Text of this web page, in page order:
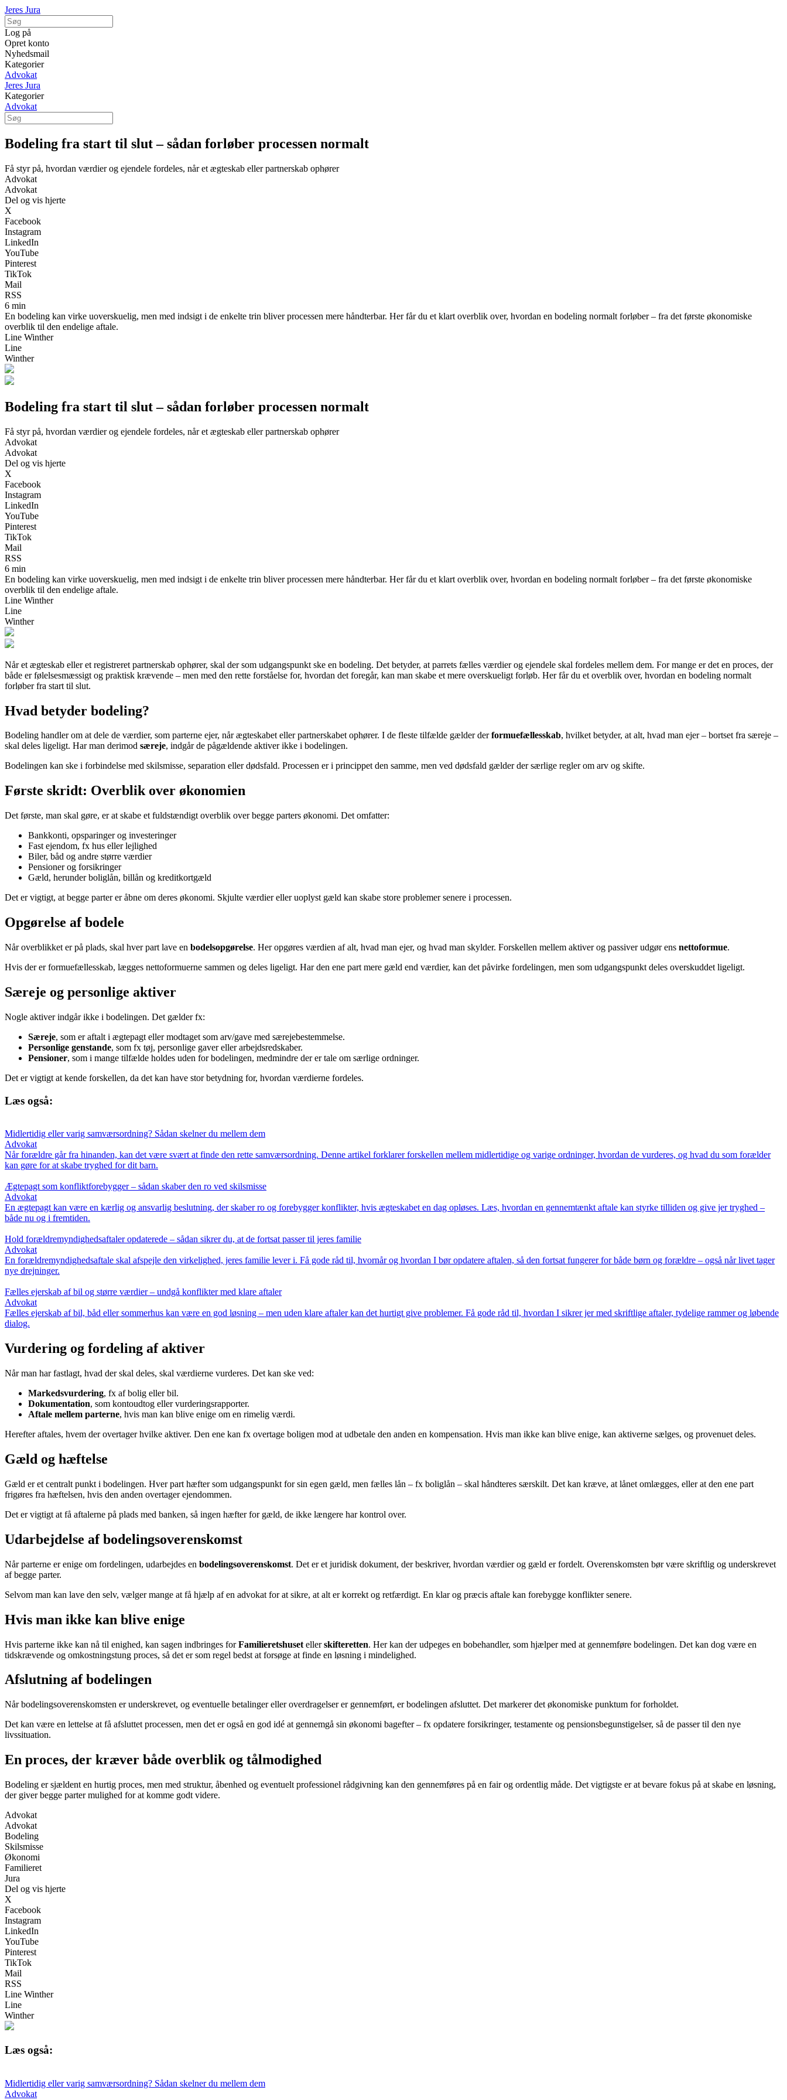
Jeres Jura
Log på
Opret konto
Nyhedsmail
Kategorier
Advokat
Jeres Jura
Kategorier
Advokat
Bodeling fra start til slut – sådan forløber processen normalt
Få styr på, hvordan værdier og ejendele fordeles, når et ægteskab eller partnerskab ophører
Advokat
Advokat
Del og vis hjerte
X
Facebook
Instagram
LinkedIn
YouTube
Pinterest
TikTok
Mail
RSS
6 min
En bodeling kan virke uoverskuelig, men med indsigt i de enkelte trin bliver processen mere håndterbar. Her får du et klart overblik over, hvordan en bodeling normalt forløber – fra det første økonomiske
overblik til den endelige aftale.
Line Winther
Line
Winther
Bodeling fra start til slut – sådan forløber processen normalt
Få styr på, hvordan værdier og ejendele fordeles, når et ægteskab eller partnerskab ophører
Advokat
Advokat
Del og vis hjerte
X
Facebook
Instagram
LinkedIn
YouTube
Pinterest
TikTok
Mail
RSS
6 min
En bodeling kan virke uoverskuelig, men med indsigt i de enkelte trin bliver processen mere håndterbar. Her får du et klart overblik over, hvordan en bodeling normalt forløber – fra det første økonomiske
overblik til den endelige aftale.
Line Winther
Line
Winther
Når et ægteskab eller et registreret partnerskab ophører, skal der som udgangspunkt ske en bodeling. Det betyder, at parrets fælles værdier og ejendele skal fordeles mellem dem. For mange er det en proces, der
både er følelsesmæssigt og praktisk krævende – men med den rette forståelse for, hvordan det foregår, kan man skabe et mere overskueligt forløb. Her får du et overblik over, hvordan en bodeling normalt
forløber fra start til slut.
Hvad betyder bodeling?
Bodeling handler om at dele de værdier, som parterne ejer, når ægteskabet eller partnerskabet ophører. I de fleste tilfælde gælder derformuefællesskab, hvilket betyder, at alt, hvad man ejer – bortset fra særeje –
skal deles ligeligt. Har man derimod særeje, indgår de pågældende aktiver ikke i bodelingen.
Bodelingen kan ske i forbindelse med skilsmisse, separation eller dødsfald. Processen er i princippet den samme, men ved dødsfald gælder der særlige regler om arv og skifte.
Første skridt: Overblik over økonomien
Det første, man skal gøre, er at skabe et fuldstændigt overblik over begge parters økonomi. Det omfatter:
Bankkonti, opsparinger og investeringer
Fast ejendom, fx hus eller lejlighed
Biler, båd og andre større værdier
Pensioner og forsikringer
Gæld, herunder boliglån, billån og kreditkortgæld
Det er vigtigt, at begge parter er åbne om deres økonomi. Skjulte værdier eller uoplyst gæld kan skabe store problemer senere i processen.
Opgørelse af bodele
Når overblikket er på plads, skal hver part lave en bodelsopgørelse. Her opgøres værdien af alt, hvad man ejer, og hvad man skylder. Forskellen mellem aktiver og passiver udgør ens nettoformue.
Hvis der er formuefællesskab, lægges nettoformuerne sammen og deles ligeligt. Har den ene part mere gæld end værdier, kan det påvirke fordelingen, men som udgangspunkt deles overskuddet ligeligt.
Særeje og personlige aktiver
Nogle aktiver indgår ikke i bodelingen. Det gælder fx:
Særeje, som er aftalt i ægtepagt eller modtaget som arv/gave med særejebestemmelse.
Personlige genstande, som fx tøj, personlige gaver eller arbejdsredskaber.
Pensioner, som i mange tilfælde holdes uden for bodelingen, medmindre der er tale om særlige ordninger.
Det er vigtigt at kende forskellen, da det kan have stor betydning for, hvordan værdierne fordeles.
Læs også:
Midlertidig eller varig samværsordning? Sådan skelner du mellem dem
Advokat
Når forældre går fra hinanden, kan det være svært at finde den rette samværsordning. Denne artikel forklarer forskellen mellem midlertidige og varige ordninger, hvordan de vurderes, og hvad du som forælder
kan gøre for at skabe tryghed for dit barn.
Ægtepagt som konfliktforebygger – sådan skaber den ro ved skilsmisse
Advokat
En ægtepagt kan være en kærlig og ansvarlig beslutning, der skaber ro og forebygger konflikter, hvis ægteskabet en dag opløses. Læs, hvordan en gennemtænkt aftale kan styrke tilliden og give jer tryghed –
både nu og i fremtiden.
Hold forældremyndighedsaftaler opdaterede – sådan sikrer du, at de fortsat passer til jeres familie
Advokat
En forældremyndighedsaftale skal afspejle den virkelighed, jeres familie lever i. Få gode råd til, hvornår og hvordan I bør opdatere aftalen, så den fortsat fungerer for både børn og forældre – også når livet tager
nye drejninger.
Fælles ejerskab af bil og større værdier – undgå konflikter med klare aftaler
Advokat
Fælles ejerskab af bil, båd eller sommerhus kan være en god løsning – men uden klare aftaler kan det hurtigt give problemer. Få gode råd til, hvordan I sikrer jer med skriftlige aftaler, tydelige rammer og løbende
dialog.
Vurdering og fordeling af aktiver
Når man har fastlagt, hvad der skal deles, skal værdierne vurderes. Det kan ske ved:
Markedsvurdering, fx af bolig eller bil.
Dokumentation, som kontoudtog eller vurderingsrapporter.
Aftale mellem parterne, hvis man kan blive enige om en rimelig værdi.
Herefter aftales, hvem der overtager hvilke aktiver. Den ene kan fx overtage boligen mod at udbetale den anden en kompensation. Hvis man ikke kan blive enige, kan aktiverne sælges, og provenuet deles.
Gæld og hæftelse
Gæld er et centralt punkt i bodelingen. Hver part hæfter som udgangspunkt for sin egen gæld, men fælles lån – fx boliglån – skal håndteres særskilt. Det kan kræve, at lånet omlægges, eller at den ene part
frigøres fra hæftelsen, hvis den anden overtager ejendommen.
Det er vigtigt at få aftalerne på plads med banken, så ingen hæfter for gæld, de ikke længere har kontrol over.
Udarbejdelse af bodelingsoverenskomst
Når parterne er enige om fordelingen, udarbejdes en bodelingsoverenskomst. Det er et juridisk dokument, der beskriver, hvordan værdier og gæld er fordelt. Overenskomsten bør være skriftlig og underskrevet
af begge parter.
Selvom man kan lave den selv, vælger mange at få hjælp af en advokat for at sikre, at alt er korrekt og retfærdigt. En klar og præcis aftale kan forebygge konflikter senere.
Hvis man ikke kan blive enige
Hvis parterne ikke kan nå til enighed, kan sagen indbringes forFamilieretshuset ellerskifteretten. Her kan der udpeges en bobehandler, som hjælper med at gennemføre bodelingen. Det kan dog være en
tidskrævende og omkostningstung proces, så det er som regel bedst at forsøge at finde en løsning i mindelighed.
Afslutning af bodelingen
Når bodelingsoverenskomsten er underskrevet, og eventuelle betalinger eller overdragelser er gennemført, er bodelingen afsluttet. Det markerer det økonomiske punktum for forholdet.
Det kan være en lettelse at få afsluttet processen, men det er også en god idé at gennemgå sin økonomi bagefter – fx opdatere forsikringer, testamente og pensionsbegunstigelser, så de passer til den nye
livssituation.
En proces, der kræver både overblik og tålmodighed
Bodeling er sjældent en hurtig proces, men med struktur, åbenhed og eventuelt professionel rådgivning kan den gennemføres på en fair og ordentlig måde. Det vigtigste er at bevare fokus på at skabe en løsning,
der giver begge parter mulighed for at komme godt videre.
Advokat
Advokat
Bodeling
Skilsmisse
Økonomi
Familieret
Jura
Del og vis hjerte
X
Facebook
Instagram
LinkedIn
YouTube
Pinterest
TikTok
Mail
RSS
Line Winther
Line
Winther
Læs også:
Midlertidig eller varig samværsordning? Sådan skelner du mellem dem
Advokat